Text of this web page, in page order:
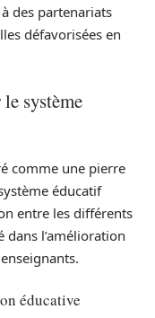
des partenariats
défavorisées en
système
comme une pierre
éducatif
entre les différents
l’amélioration
éducative